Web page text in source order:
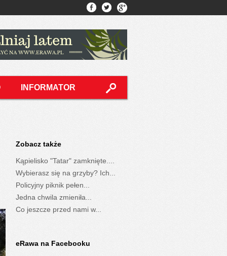
INFORMATOR
Zobacz także
Kąpielisko "Tatar" zamknięte....
Wybierasz się na grzyby? Ich...
Policyjny piknik pełen...
Jedna chwila zmieniła...
Co jeszcze przed nami w...
eRawa na Facebooku